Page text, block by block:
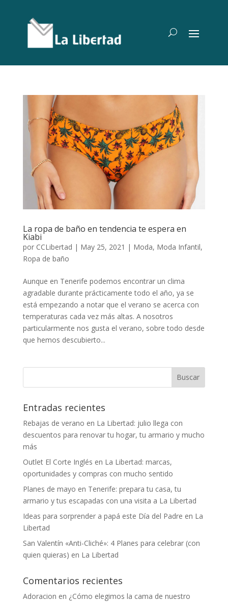
La ropa de baño en tendencia te espera en
Kiabi
por CCLibertad | May 25, 2021 | Moda, Moda Infantil,
Ropa de baño
Aunque en Tenerife podemos encontrar un clima
agradable durante prácticamente todo el año, ya se
está empezando a notar que el verano se acerca con
temperaturas cada vez más altas. A nosotros
particularmente nos gusta el verano, sobre todo desde
que hemos descubierto...
Entradas recientes
Rebajas de verano en La Libertad: julio llega con
descuentos para renovar tu hogar, tu armario y mucho
más
Outlet El Corte Inglés en La Libertad: marcas,
oportunidades y compras con mucho sentido
Planes de mayo en Tenerife: prepara tu casa, tu
armario y tus escapadas con una visita a La Libertad
Ideas para sorprender a papá este Día del Padre en La
Libertad
San Valentín «Anti-Cliché»: 4 Planes para celebrar (con
quien quieras) en La Libertad
Comentarios recientes
Adoracion en ¿Cómo elegimos la cama de nuestro